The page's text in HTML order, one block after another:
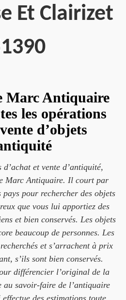
Et Clairizet
Marc Antiquaire
les opérations
d’objets
et vente d’antiquité,
Marc Antiquaire. Il court par
pour rechercher des objets
que vous lui apportiez des
et bien conservés. Les objets
beaucoup de personnes. Les
et s’arrachent à prix
s’ils sont bien conservés.
différencier l’original de la
au savoir-faire de l’antiquaire
des estimations toute